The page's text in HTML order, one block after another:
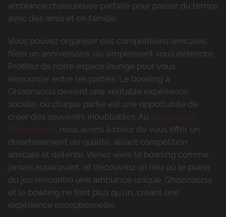
ambiance chaleureuse parfaite pour passer du temps
avec des amis et en famille.
Vous pouvez organiser des compétitions amicales,
fêter un anniversaire, ou simplement vous détendre.
Profitez de notre espace lounge pour vous
ressourcer entre les parties. Le bowling à
Ghisonaccia devient une véritable expérience
sociale, où chaque partie est une opportunité de
créer des souvenirs inoubliables. Au Bowling de
Ghisonaccia , nous avons à cœur de vous offrir un
divertissement de qualité, alliant compétition
amicale et détente. Venez vivre le bowling comme
jamais auparavant, et découvrez un lieu où le plaisir
du jeu rencontre une ambiance unique. Ghisonaccia
et le bowling ne font plus qu'un, créant une
expérience exceptionnelle.